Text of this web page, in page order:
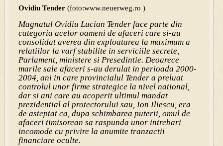
Ovidiu Tender(foto:www.neuerweg.ro )
Magnatul Ovidiu Lucian Tender face parte din
categoria acelor oameni de afaceri care si-au
consolidat averea din exploatarea la maximum a
relatiilor la varf stabilite in serviciile secrete,
Parlament, ministere si Presedintie. Deoarece
marile sale afaceri s-au derulat in perioada 2000-
2004, ani in care provincialul Tender a preluat
controlul unor firme strategice la nivel national,
dar si ani care au acoperit ultimul mandat
prezidential al protectorului sau, Ion Iliescu, era
de asteptat ca, dupa schimbarea puterii, omul de
afaceri timisorean sa raspunda unor intrebari
incomode cu privire la anumite tranzactii
financiare oculte.